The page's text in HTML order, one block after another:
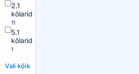
2.1
kõlarid
11
5.1
kõlarid
1
Vali kõik